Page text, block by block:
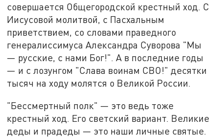
совершается Общегородской крестный ход. С
Иисусовой молитвой, с Пасхальным
приветствием, со словами праведного
генералиссимуса Александра Суворова "Мы
— русские, с нами Бог!". А в последние годы
— и с лозунгом "Слава воинам СВО!" десятки
тысяч на ходу молятся о Великой России.
"Бессмертный полк" — это ведь тоже
крестный ход. Его светский вариант. Великие
деды и прадеды — это наши личные святые.